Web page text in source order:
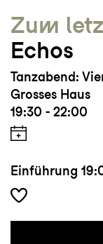
Zum
Echos
Tanzabend:
Grosses Haus
19:30 - 22:00
Einführung